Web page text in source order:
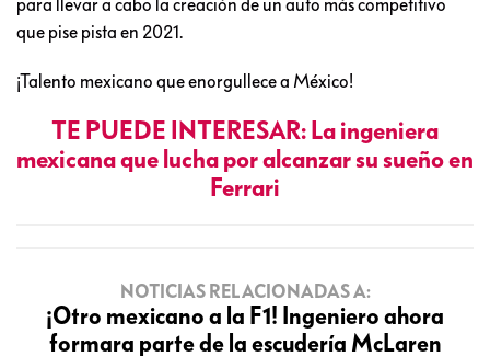
para llevar a cabo la creación de un auto más competitivo
que pise pista en 2021.
¡Talento mexicano que enorgullece a México!
TE PUEDE INTERESAR: La ingeniera
mexicana que lucha por alcanzar su sueño en
Ferrari
NOTICIAS RELACIONADAS A:
¡Otro mexicano a la F1! Ingeniero ahora
formara parte de la escudería McLaren